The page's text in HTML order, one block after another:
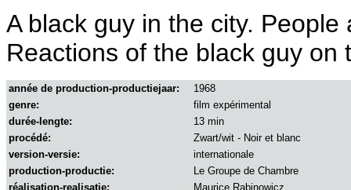
A black guy in the city.
Reactions of the black guy on
année de production-productiejaar:
1968
genre:
film expérimental
durée-lengte:
13 min
procédé:
Zwart/wit - Noir et blanc
version-versie:
internationale
production-productie:
Le Groupe de Chambre
réalisation-realisatie:
Maurice Rabinowicz